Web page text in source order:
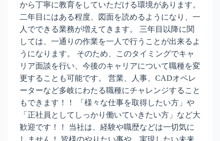
から丁寧に教育をしていただける環境があります。
二年目にはある程度、図面を読めるようになり、一
人でできる業務が増えてきます。 三年目以降に関
しては、一通りの作業を一人で行うことが出来るよ
うになります。 そのため、このタイミングでキャ
リア面談を行い、今後のキャリアについて職種を変
更することも可能です。 営業、人事、CADオペレ
ーターなど多岐にわたる職種にチャレンジすること
もできます！！ 「様々な仕事を取得したい方」や
「正社員としてしっかり働いていきたい方」など大
歓迎です！！ 当社は、経験や職歴などは一切気に
しません！ 皆様のやりたい事や、実現したい未来